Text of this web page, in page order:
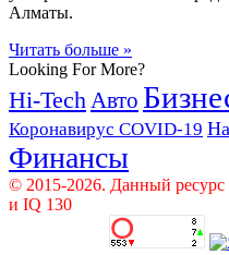
Алматы.
Читать больше »
Looking For More?
Hi-TechАвто
Коронавирус COVID-19
Финансы
© 2015-2026. Данный ресурс
и IQ 130